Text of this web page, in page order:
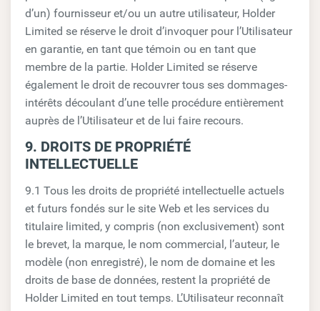
d’un) fournisseur et/ou un autre utilisateur, Holder
Limited se réserve le droit d’invoquer pour l’Utilisateur
en garantie, en tant que témoin ou en tant que
membre de la partie. Holder Limited se réserve
également le droit de recouvrer tous ses dommages-
intérêts découlant d’une telle procédure entièrement
auprès de l’Utilisateur et de lui faire recours.
9. DROITS DE PROPRIÉTÉ
INTELLECTUELLE
9.1 Tous les droits de propriété intellectuelle actuels
et futurs fondés sur le site Web et les services du
titulaire limited, y compris (non exclusivement) sont
le brevet, la marque, le nom commercial, l’auteur, le
modèle (non enregistré), le nom de domaine et les
droits de base de données, restent la propriété de
Holder Limited en tout temps. L’Utilisateur reconnaît